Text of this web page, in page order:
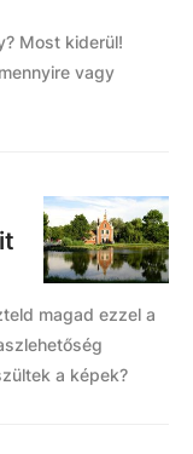
Most kiderül!
vagy
magad ezzel a
a képek?